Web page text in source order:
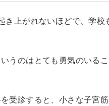
上がれないほどで、学校
うのはとても勇気のいる
受診すると、小さな子宮